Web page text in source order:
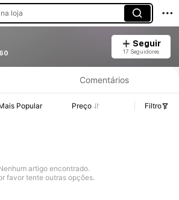
loja
Seguir
17 Seguidores
Divulgação de Preço, Vendas e Detalhes de Stock.
Comentários
Popular Preço Filtro
artigo encontrado.
favor tente outras opções.